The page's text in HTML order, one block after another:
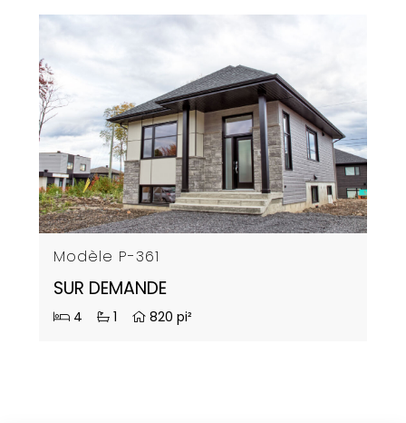
Modèle P-361
SUR DEMANDE
4 1 820 pi²